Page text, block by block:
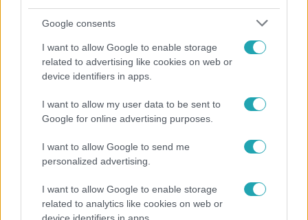
Google consents
I want to allow Google to enable storage
related to advertising like cookies on web or
device identifiers in apps.
I want to allow my user data to be sent to
Google for online advertising purposes.
I want to allow Google to send me
personalized advertising.
I want to allow Google to enable storage
related to analytics like cookies on web or
Népszerű